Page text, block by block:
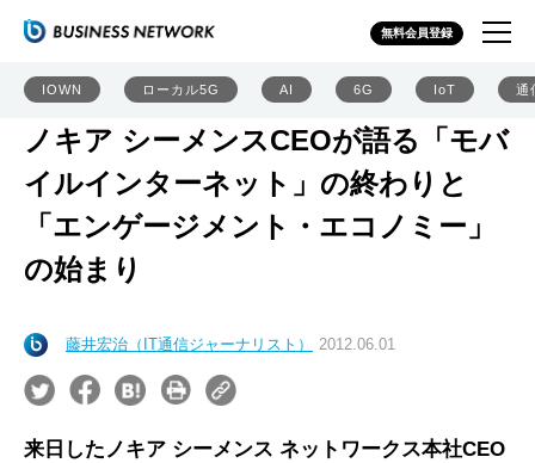
無料会員登録
IOWN ローカル5G AI 6G IoT 通
ノキア シーメンスCEOが語る「モバ
イルインターネット」の終わりと
「エンゲージメント・エコノミー」
の始まり
藤井宏治（IT通信ジャーナリスト） 2012.06.01
来日したノキア シーメンス ネットワークス本社CEO